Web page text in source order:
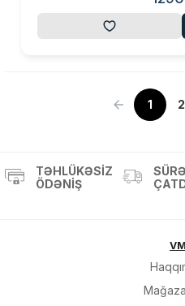
1 2
TƏHLÜKƏSIZ
ÖDƏNIŞ